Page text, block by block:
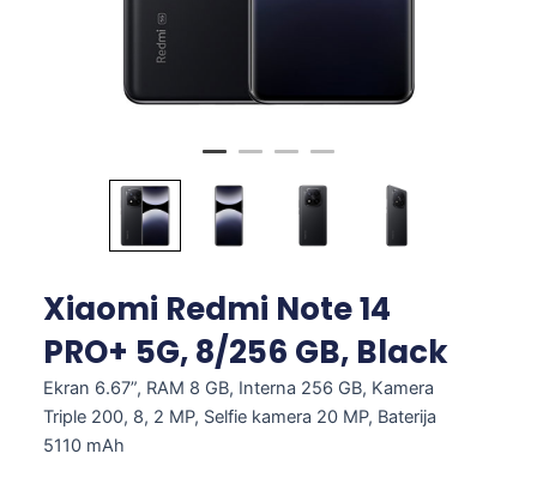
Xiaomi Redmi Note 14
PRO+ 5G, 8/256 GB, Black
Ekran 6.67”, RAM 8 GB, Interna 256 GB, Kamera
Triple 200, 8, 2 MP, Selfie kamera 20 MP, Baterija
5110 mAh